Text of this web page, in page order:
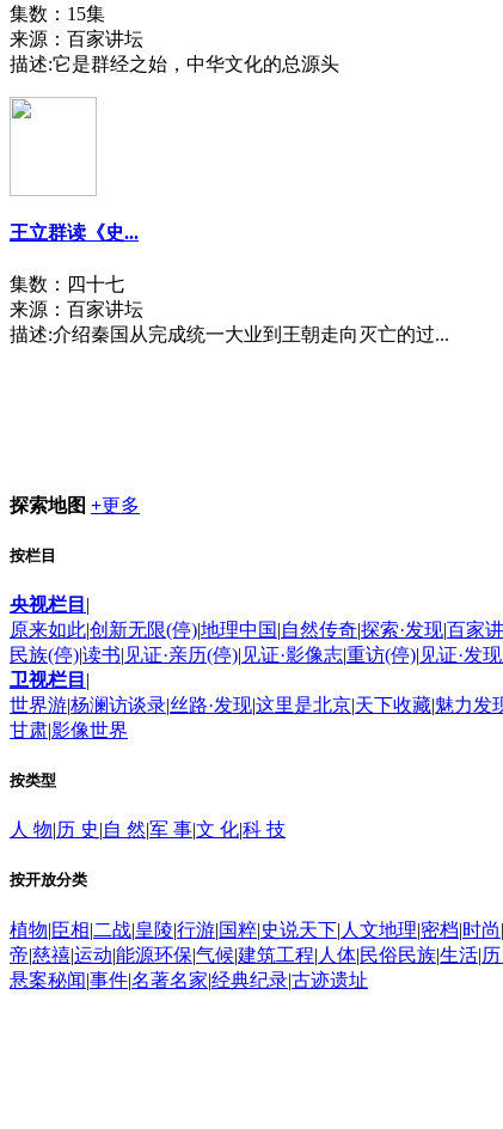
集数：15集
来源：百家讲坛
描述:它是群经之始，中华文化的总源头
王立群读《史...
集数：四十七
来源：百家讲坛
描述:介绍秦国从完成统一大业到王朝走向灭亡的过...
探索地图 +更多
按栏目
央视栏目 |
原来如此|创新无限(停)|地理中国|自然传奇|探索·发现|百家
民族(停)|读书| 见证·亲历(停)| 见证·影像志|重访(停)| 见证·发
卫视栏目 |
世界游|杨澜访谈录|丝路·发现|这里是北京|天下收藏|魅力发
甘肃|影像世界
按类型
人 物|历 史|自 然|军 事|文 化|科 技
按开放分类
植物|臣相|二战|皇陵|行游|国粹|史说天下| 人文地理|密档|时尚|
帝|慈禧|运动|能源环保|气候|建筑工程| 人体|民俗民族|生活|
悬案秘闻|事件|名著名家|经典纪录|古迹遗址